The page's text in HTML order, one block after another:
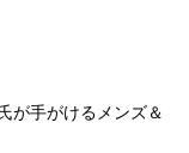
が手がけるメンズ＆